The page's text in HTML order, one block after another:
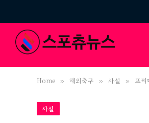
Home » 해외축구 » 사설 » 프리
사설